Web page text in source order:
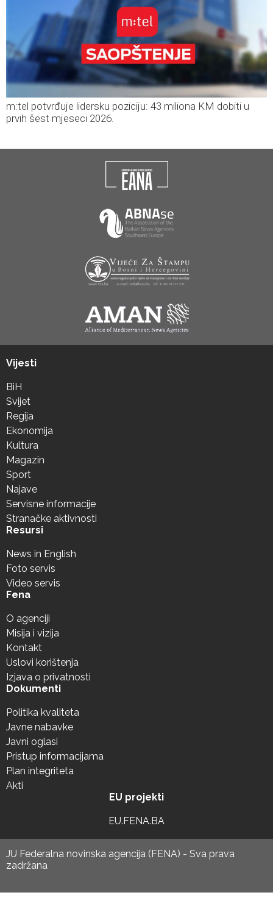
m:tel potvrđuje lidersku poziciju: 43 miliona KM dobiti u
prvih šest mjeseci 2026.
Vijesti
BiH
Svijet
Regija
Ekonomija
Kultura
Magazin
Sport
Najave
Servisne informacije
Stranačke aktivnosti
Resursi
News in English
Foto servis
Video servis
Fena
O agenciji
Misija i vizija
Kontakt
Uslovi korištenja
Izjava o privatnosti
Dokumenti
Politika kvaliteta
Javne nabavke
Javni oglasi
Pristup informacijama
Plan integriteta
Akti
EU projekti
EU.FENA.BA
JU Federalna novinska agencija (FENA) - Sva prava
zadržana